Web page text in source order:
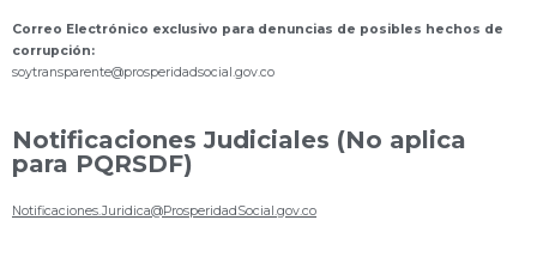
Correo Electrónico exclusivo para denuncias de posibles hechos de
corrupción:
soytransparente@prosperidadsocial.gov.co
Notificaciones Judiciales (No aplica
para PQRSDF)
Notificaciones.Juridica@ProsperidadSocial.gov.co